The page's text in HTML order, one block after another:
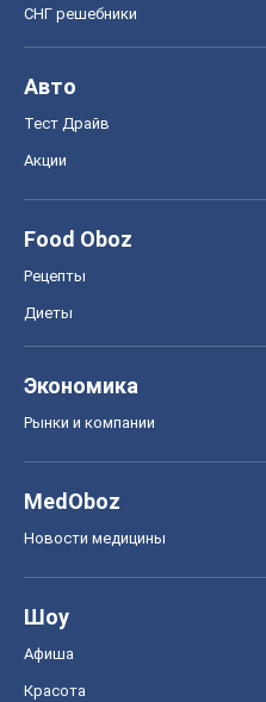
СНГ решебники
Авто
Тест Драйв
Акции
Food Oboz
Рецепты
Диеты
Экономика
Рынки и компании
MedOboz
Новости медицины
Шоу
Афиша
Красота